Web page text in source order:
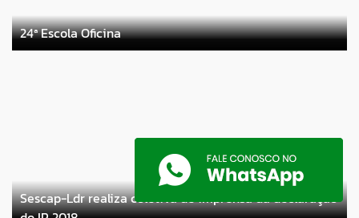
24ª Escola Oficina
Sescap-Ldr realiza coletiva de imprensa da declaração